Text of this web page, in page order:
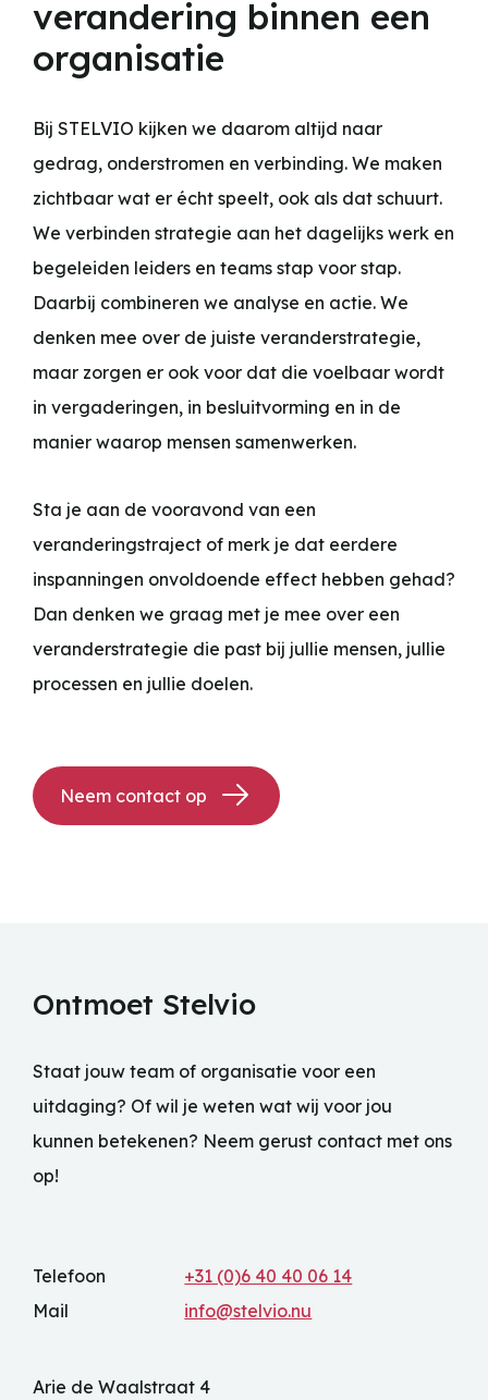
verandering binnen een
organisatie
Bij STELVIO kijken we daarom altijd naar
gedrag, onderstromen en verbinding. We maken
zichtbaar wat er écht speelt, ook als dat schuurt.
We verbinden strategie aan het dagelijks werk en
begeleiden leiders en teams stap voor stap.
Daarbij combineren we analyse en actie. We
denken mee over de juiste veranderstrategie,
maar zorgen er ook voor dat die voelbaar wordt
in vergaderingen, in besluitvorming en in de
manier waarop mensen samenwerken.
Sta je aan de vooravond van een
veranderingstraject of merk je dat eerdere
inspanningen onvoldoende effect hebben gehad?
Dan denken we graag met je mee over een
veranderstrategie die past bij jullie mensen, jullie
processen en jullie doelen.
Neem contact op
Ontmoet Stelvio
Staat jouw team of organisatie voor een
uitdaging? Of wil je weten wat wij voor jou
kunnen betekenen? Neem gerust contact met ons
op!
Telefoon
+31 (0)6 40 40 06 14
Mail
info@stelvio.nu
Arie de Waalstraat 4